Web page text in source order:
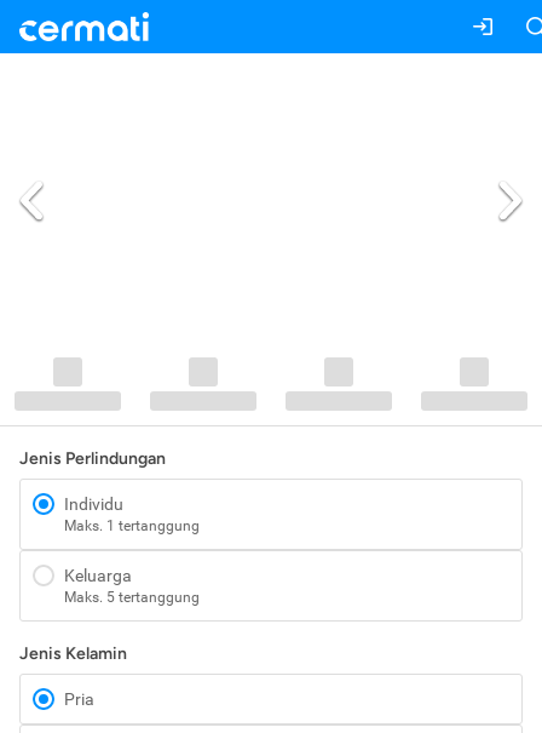
Jenis Perlindungan
Individu
Maks. 1 tertanggung
Keluarga
Maks. 5 tertanggung
Jenis Kelamin
Pria